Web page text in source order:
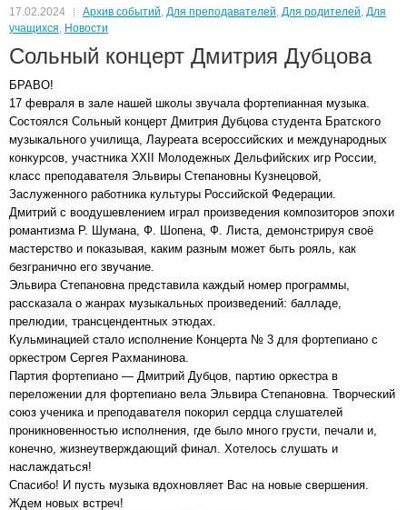
17.02.2024 Архив событий, Для преподавателей, Для родителей, Для
учащихся, Новости
Сольный концерт Дмитрия Дубцова
БРАВО!
17 февраля в зале нашей школы звучала фортепианная музыка.
Состоялся Сольный концерт Дмитрия Дубцова студента Братского
музыкального училища, Лауреата всероссийских и международных
конкурсов, участника ХХII Молодежных Дельфийских игр России,
класс преподавателя Эльвиры Степановны Кузнецовой,
Заслуженного работника культуры Российской Федерации.
Дмитрий с воодушевлением играл произведения композиторов эпохи
романтизма Р. Шумана, Ф. Шопена, Ф. Листа, демонстрируя своё
мастерство и показывая, каким разным может быть рояль, как
безгранично его звучание.
Эльвира Степановна представила каждый номер программы,
рассказала о жанрах музыкальных произведений: балладе,
прелюдии, трансцендентных этюдах.
Кульминацией стало исполнение Концерта № 3 для фортепиано с
оркестром Сергея Рахманинова.
Партия фортепиано — Дмитрий Дубцов, партию оркестра в
переложении для фортепиано вела Эльвира Степановна. Творческий
союз ученика и преподавателя покорил сердца слушателей
проникновенностью исполнения, где было много грусти, печали и,
конечно, жизнеутверждающий финал. Хотелось слушать и
наслаждаться!
Спасибо! И пусть музыка вдохновляет Вас на новые свершения.
Ждем новых встреч!